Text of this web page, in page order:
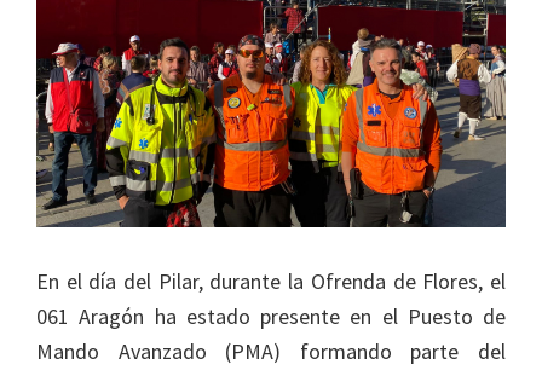
En el día del Pilar, durante la Ofrenda de Flores, el
061 Aragón ha estado presente en el Puesto de
Mando Avanzado (PMA) formando parte del